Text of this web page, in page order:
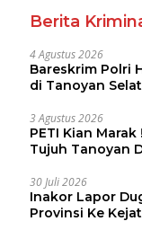
Berita
4 Agustus 2026
Bareskrim Polri
di Tanoyan
3 Agustus 2026
PETI Kian
Tujuh Tanoyan
30 Juli 2026
Inakor Lapor
Provinsi Ke